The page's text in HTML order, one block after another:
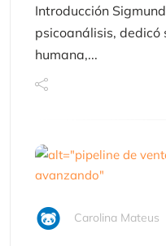
Introducción
psicoanálisis,
humana,...
Carolina Mateus